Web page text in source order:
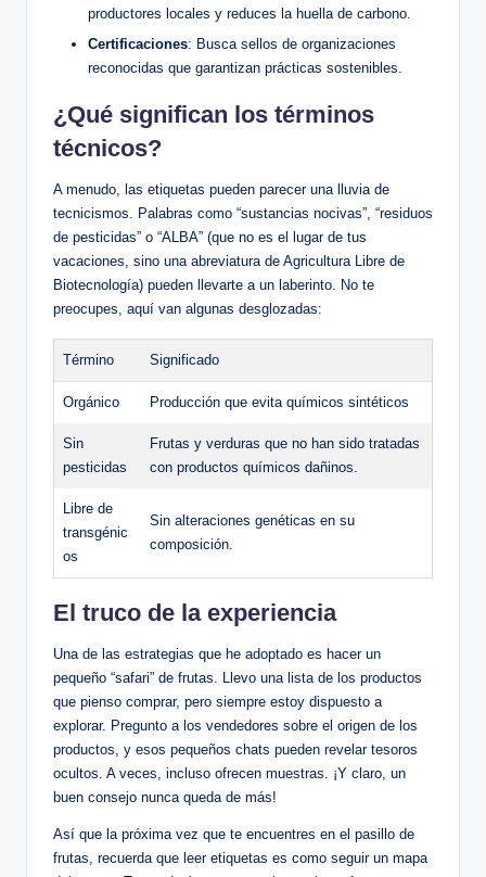
productores locales y reduces la huella de carbono.
Certificaciones: Busca sellos de organizaciones
reconocidas que garantizan prácticas sostenibles.
¿Qué significan los términos
técnicos?
A menudo, las etiquetas pueden parecer una lluvia de
tecnicismos. Palabras como “sustancias nocivas”, “residuos
de pesticidas” o “ALBA” (que no es el lugar de tus
vacaciones, sino una abreviatura de Agricultura Libre de
Biotecnología) pueden llevarte a un laberinto. No te
preocupes, aquí van algunas desglozadas:
Término Significado
Orgánico Producción que evita químicos sintéticos
Sin
pesticidas
Frutas y verduras que no han sido tratadas
con productos químicos dañinos.
Libre de
transgénic
os
Sin alteraciones genéticas en su
composición.
El truco de la experiencia
Una de las estrategias que he adoptado es hacer un
pequeño “safari” de frutas. Llevo una lista de los productos
que pienso comprar, pero siempre estoy dispuesto a
explorar. Pregunto a los vendedores sobre el origen de los
productos, y esos pequeños chats pueden revelar tesoros
ocultos. A veces, incluso ofrecen muestras. ¡Y claro, un
buen consejo nunca queda de más!
Así que la próxima vez que te encuentres en el pasillo de
frutas, recuerda que leer etiquetas es como seguir un mapa